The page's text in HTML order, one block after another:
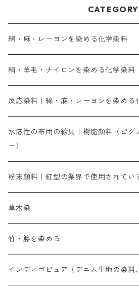
CATEGORY
綿・麻・レーヨンを染める化学染料
直接染料－染色手順が簡単
人気のおすすめ直接染料
染色に必要な薬品類
橙色系
青色系
絹・羊毛・ナイロンを染める化学染料
お買い得品
染料一覧
人気のおすすめ染料
染色に必要な薬品類
補助薬品
反応染料｜綿・麻・レーヨンを染める
お勧めの3原色（赤・青・黄色）
お勧め｜スミフィックス～
3原色以外の色目
赤色
染色に必要な薬品
アルカリ剤
補助薬品
捺染に必要な材料
捺染糊
水溶性の布用の絵具｜樹脂顔料（ピグ
ー）
ネオカラー（色）
内容量：100g
内容量：500g
バィンダー（定着剤）
増粘剤
黄色系
粉末顔料｜紅型の業界で使用されてい
赤色系
本洋紅
代用朱黄色口
黄色系
ファストエロ―10GN（鮮やかな黄色）
青色系
草木染
植物染料
人気のおすすめ植物染料
濃染処理剤｜ソルバックスPS－900
竹・籐を染める
人気のおすすめ竹・藤を染める染料
インディゴピュア（デニム生地の染料